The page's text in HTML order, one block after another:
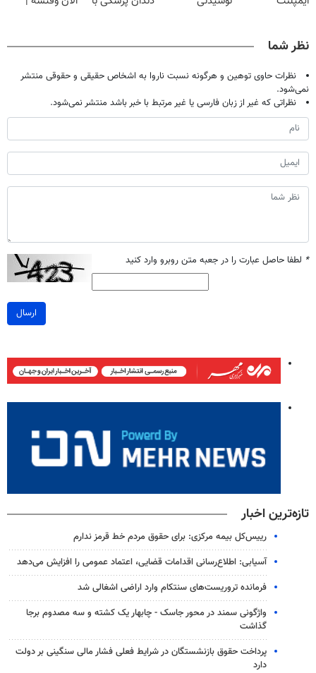
نظر شما
نظرات حاوی توهین و هرگونه نسبت ناروا به اشخاص حقیقی و حقوقی منتشر
نمی‌شود.
نظراتی که غیر از زبان فارسی یا غیر مرتبط با خبر باشد منتشر نمی‌شود.
* لطفا حاصل عبارت را در جعبه متن روبرو وارد کنید
ارسال
تازه‌ترین اخبار
رییس‌کل بیمه مرکزی: برای حقوق مردم خط قرمز ندارم
آسیابی: اطلاع‌رسانی اقدامات قضایی، اعتماد عمومی را افزایش می‌دهد
فرمانده تروریست‌های سنتکام وارد اراضی اشغالی شد
واژگونی سمند در محور جاسک - چابهار یک کشته و سه مصدوم برجا
گذاشت
پرداخت حقوق بازنشستگان در شرایط فعلی فشار مالی سنگینی بر دولت
دارد